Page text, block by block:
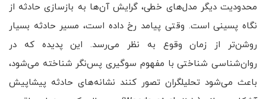
محدودیت دیگر مدل‌های خطی، گرایش آن‌ها به بازسازی حادثه از
نگاه پسینی است. وقتی پیامد رخ داده است، مسیر حادثه بسیار
روشن‌تر از زمان وقوع به نظر می‌رسد. این پدیده که در
روان‌شناسی شناختی با مفهوم سوگیری پس‌نگر شناخته می‌شود،
باعث می‌شود تحلیلگران تصور کنند نشانه‌های حادثه پیشاپیش